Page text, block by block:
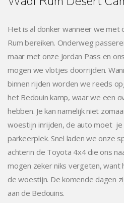
Het is al donker wanneer we met
Rum bereiken. Onderweg
maar met onze Jordan Pass en
mogen we vlotjes doorrijden.
binnen rijden worden we reeds
het Bedouin kamp, waar we een
hebben. Je kan namelijk niet
woestijn inrijden, de auto moet je
parkeerplek. Snel laden we onze
achterin de Toyota 4x4 die ons
mogen zeker niks vergeten, want
de woestijn. De komende dagen
aan de Bedouins.